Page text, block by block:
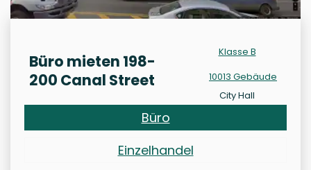
Büro mieten 198-
200 Canal Street
Klasse B
10013 Gebäude
City Hall
Büro
Einzelhandel